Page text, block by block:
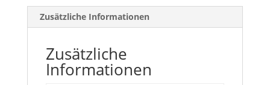
Zusätzliche Informationen
Zusätzliche
Informationen